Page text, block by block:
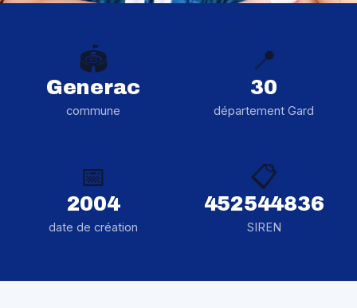
🏟️
Generac
commune
📍
30
département Gard
📅
2004
date de création
📋
452544836
SIREN